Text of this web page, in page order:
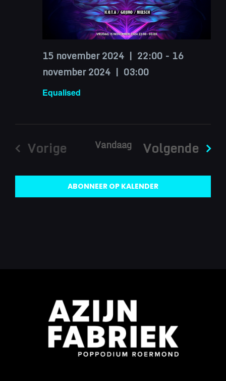
Equalised
15 november 2024 | 22:00 - 16
november 2024 | 03:00
Vorige
Evenementen
Vandaag Volgende
ABONNEER OP KALENDER